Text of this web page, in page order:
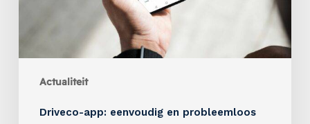
Actualiteit
Driveco-app: eenvoudig en probleemloos